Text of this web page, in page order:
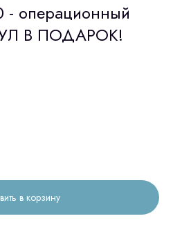
- операционный
В ПОДАРОК!
в корзину